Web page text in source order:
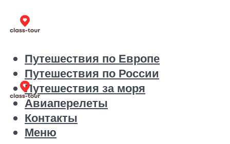
Путешествия по Европе
Путешествия по России
Путешествия за моря
Авиаперелеты
Контакты
Меню